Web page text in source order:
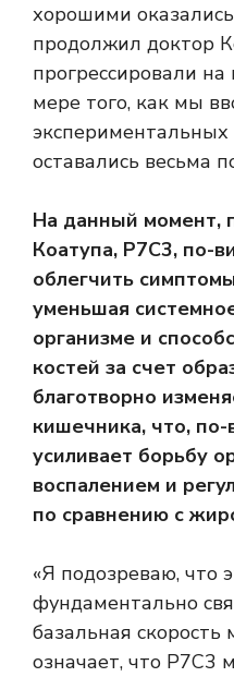
хорошими
продолжил доктор
прогрессировали
мере того, как мы
экспериментальных
оставались весьма
На данный момент,
Коатупа, P7C3, по-
облегчить
уменьшая
организме и
костей за счет
благотворно
кишечника, что,
усиливает борьбу
воспалением и
по сравнению с
«Я подозреваю, что
фундаментально
базальная скорость
означает, что P7C3